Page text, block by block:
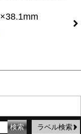
ラベル検索